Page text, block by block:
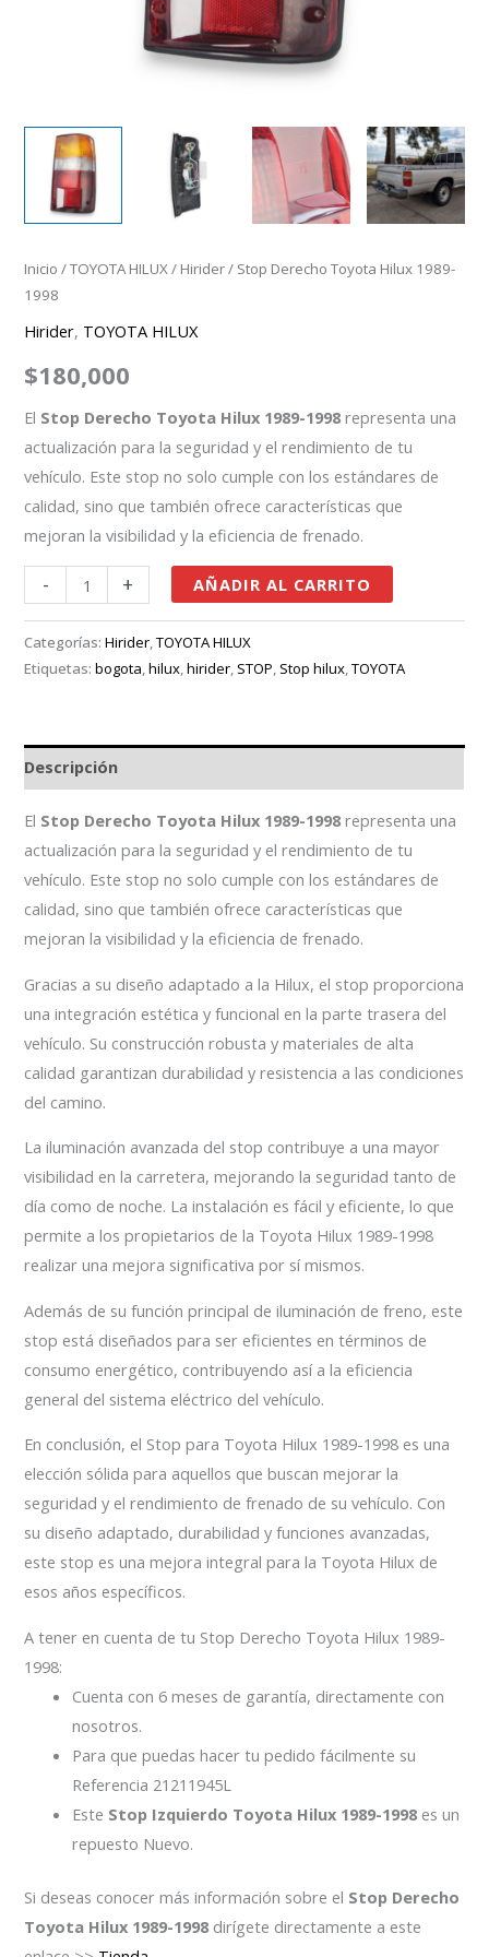
Inicio /TOYOTA HILUX/ Hirider/ Stop Derecho Toyota Hilux 1989-
1998
Hirider, TOYOTA HILUX
$180,000
El Stop Derecho Toyota Hilux 1989-1998 representa una
actualización para la seguridad y el rendimiento de tu
vehículo. Este stop no solo cumple con los estándares de
calidad, sino que también ofrece características que
mejoran la visibilidad y la eficiencia de frenado.
- + AÑADIR AL CARRITO
Categorías:Hirider ,TOYOTA HILUX
Etiquetas:bogota ,hilux ,hirider STOP Stop hilux ,TOYOTA
Descripción
El Stop Derecho Toyota Hilux 1989-1998 representa una
actualización para la seguridad y el rendimiento de tu
vehículo. Este stop no solo cumple con los estándares de
calidad, sino que también ofrece características que
mejoran la visibilidad y la eficiencia de frenado.
Gracias a su diseño adaptado a la Hilux, el stop proporciona
una integración estética y funcional en la parte trasera del
vehículo. Su construcción robusta y materiales de alta
calidad garantizan durabilidad y resistencia a las condiciones
del camino.
La iluminación avanzada del stop contribuye a una mayor
visibilidad en la carretera, mejorando la seguridad tanto de
día como de noche. La instalación es fácil y eficiente, lo que
permite a los propietarios de la Toyota Hilux 1989-1998
realizar una mejora significativa por sí mismos.
Además de su función principal de iluminación de freno, este
stop está diseñados para ser eficientes en términos de
consumo energético, contribuyendo así a la eficiencia
general del sistema eléctrico del vehículo.
En conclusión, el Stop para Toyota Hilux 1989-1998 es una
elección sólida para aquellos que buscan mejorar la
seguridad y el rendimiento de frenado de su vehículo. Con
su diseño adaptado, durabilidad y funciones avanzadas,
este stop es una mejora integral para la Toyota Hilux de
esos años específicos.
A tener en cuenta de tu Stop Derecho Toyota Hilux 1989-
1998:
Cuenta con 6 meses de garantía, directamente con
nosotros.
Para que puedas hacer tu pedido fácilmente su
Referencia 21211945L
Este Stop Izquierdo Toyota Hilux 1989-1998 es un
repuesto Nuevo.
Si deseas conocer más información sobre el Stop Derecho
Toyota Hilux 1989-1998 dirígete directamente a este